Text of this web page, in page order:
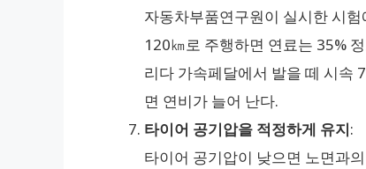
자동차부품연구원이 실시한 시
120㎞로 주행하면 연료는 35%
리다 가속페달에서 발을 떼 시속
면 연비가 늘어 난다.
타이어 공기압을 적정하게 유지:
타이어 공기압이 낮으면 노면과